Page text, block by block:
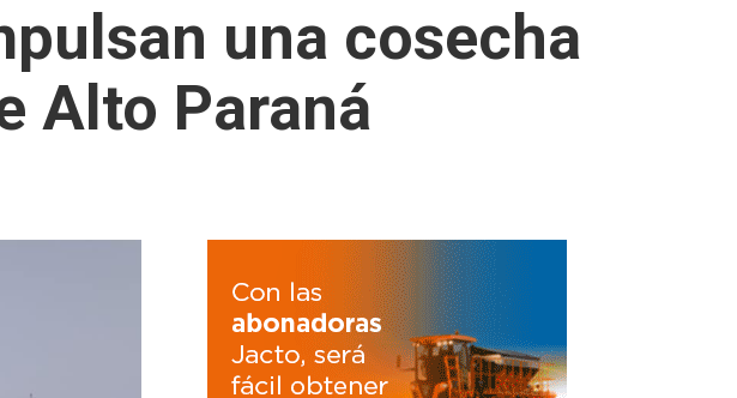
una cosecha
Alto Paraná